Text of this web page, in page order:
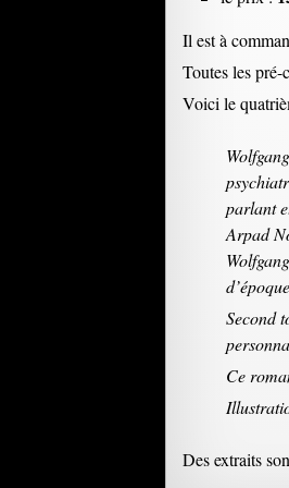
Il est à
Toutes les pré-
Voici le
parlant
Arpad
Second
Ce
Des extraits